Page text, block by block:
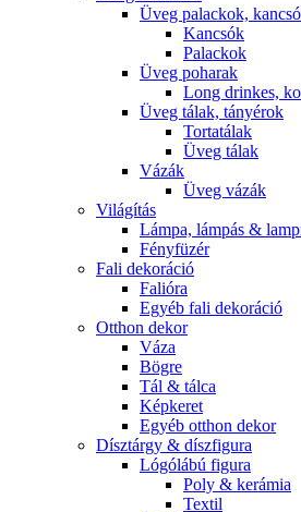
Üveg palackok,
Kancsók
Palackok
Üveg poharak
Long drinkes,
Üveg tálak, tányérok
Tortatálak
Üveg tálak
Vázák
Üveg vázák
Világítás
Lámpa, lámpás &
Fényfüzér
Fali dekoráció
Falióra
Egyéb fali dekoráció
Otthon dekor
Váza
Bögre
Tál & tálca
Képkeret
Egyéb otthon dekor
Dísztárgy & díszfigura
Lógólábú figura
Poly & kerámia
Textil